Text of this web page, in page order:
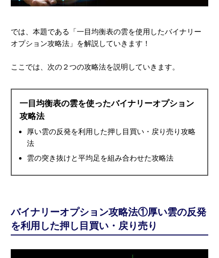
では、本題である「一目均衡表の雲を使用したバイナリー
オプション攻略法」を解説していきます！
ここでは、次の２つの攻略法を説明していきます。
一目均衡表の雲を使ったバイナリーオプション
攻略法
厚い雲の反発を利用した押し目買い・戻り売り攻略
法
雲の突き抜けと平均足を組み合わせた攻略法
バイナリーオプション攻略法①厚い雲の反発
を利用した押し目買い・戻り売り